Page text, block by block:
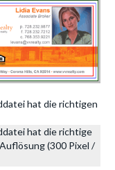
hat die richtigen
hat die richtige
(300 Pixel /